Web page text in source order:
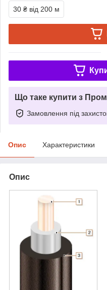
30 ₴ від 200 м
Що таке купити з
Замовлення під
Опис Характеристики
Опис